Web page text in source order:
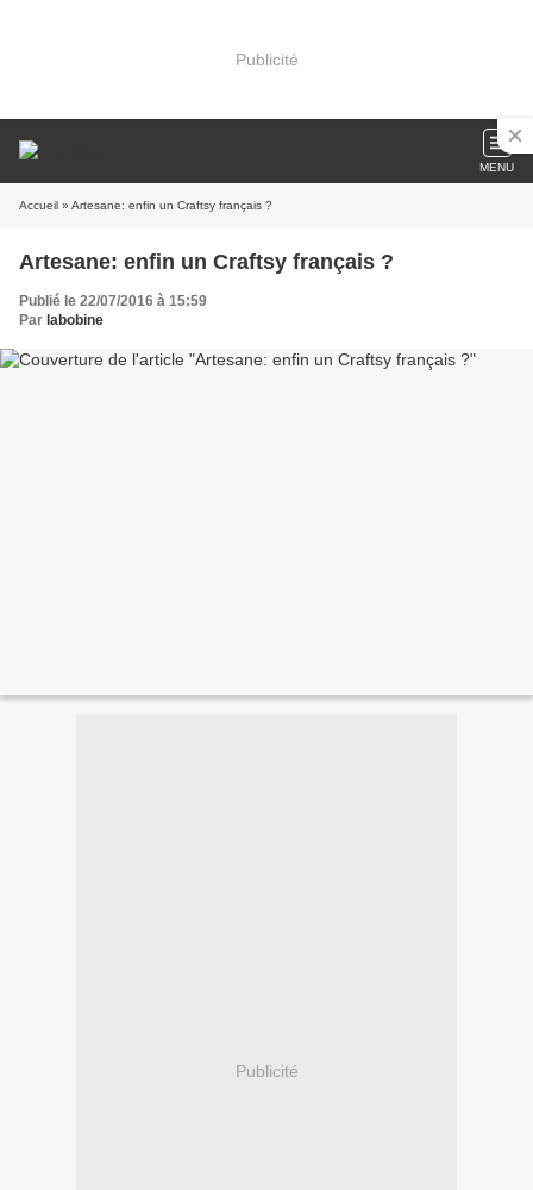
Publicité
MENU
Accueil » Artesane: enfin un Craftsy français ?
Artesane: enfin un Craftsy français ?
Publié le 22/07/2016 à 15:59
Par labobine
Publicité